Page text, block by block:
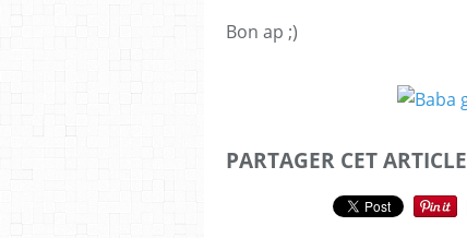
Bon ap ;)
PARTAGER CET ARTICLE